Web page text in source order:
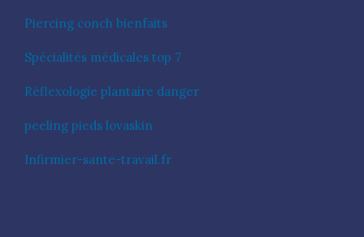
Piercing conch bienfaits
Spécialités médicales top 7
Réflexologie plantaire danger
peeling pieds lovaskin
Infirmier-sante-travail.fr